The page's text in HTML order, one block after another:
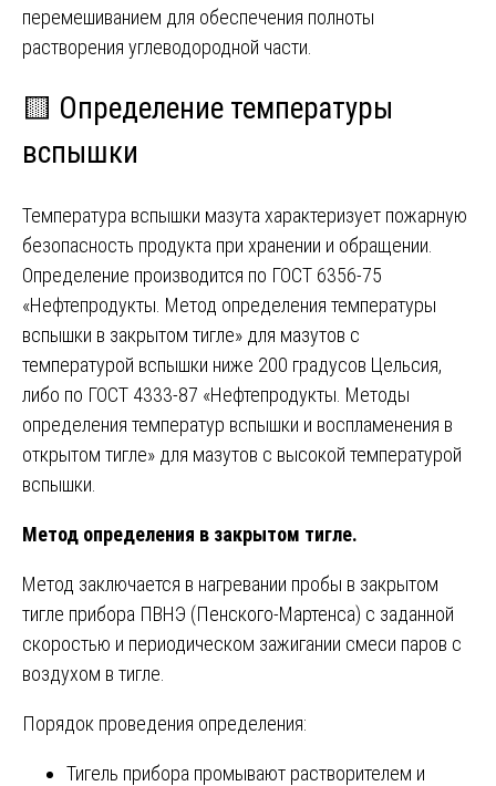
перемешиванием для обеспечения полноты
растворения углеводородной части.
🟨 Определение температуры
вспышки
Температура вспышки мазута характеризует пожарную
безопасность продукта при хранении и обращении.
Определение производится по ГОСТ 6356-75
«Нефтепродукты. Метод определения температуры
вспышки в закрытом тигле» для мазутов с
температурой вспышки ниже 200 градусов Цельсия,
либо по ГОСТ 4333-87 «Нефтепродукты. Методы
определения температур вспышки и воспламенения в
открытом тигле» для мазутов с высокой температурой
вспышки.
Метод определения в закрытом тигле.
Метод заключается в нагревании пробы в закрытом
тигле прибора ПВНЭ (Пенского-Мартенса) с заданной
скоростью и периодическом зажигании смеси паров с
воздухом в тигле.
Порядок проведения определения:
Тигель прибора промывают растворителем и